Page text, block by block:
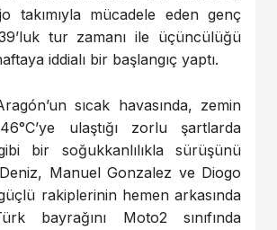
takımıyla mücadele eden genç
tur zamanı ile üçüncülüğü
iddialı bir başlangıç yaptı.
sıcak havasında, zemin
46°C’ye ulaştığı zorlu şartlarda
bir soğukkanlılıkla sürüşünü
Manuel Gonzalez ve Diogo
rakiplerinin hemen arkasında
bayrağını Moto2 sınıfında